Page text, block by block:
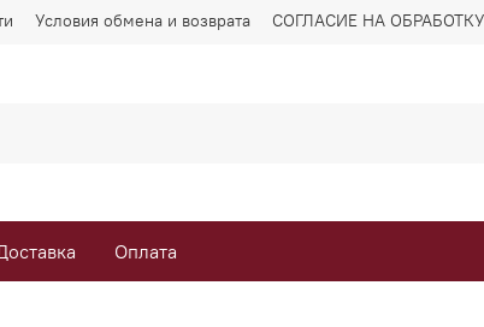
Условия обмена и возврата СОГЛАСИЕ НА
Оплата